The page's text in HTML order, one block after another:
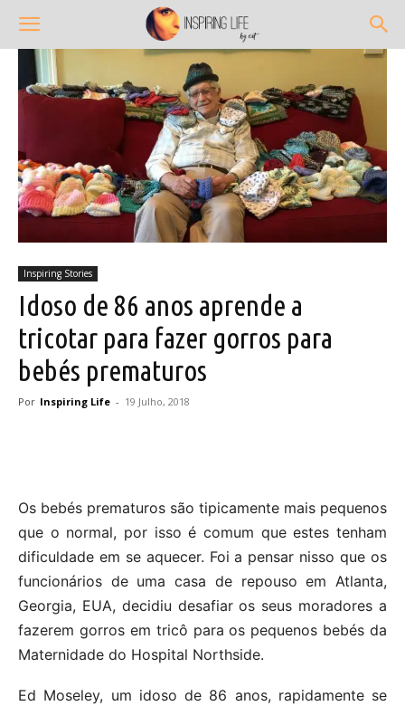
Inspiring Stories
Idoso de 86 anos aprende a
tricotar para fazer gorros para
bebés prematuros
Por Inspiring Life - 19 Julho, 2018
Os bebés prematuros são tipicamente mais pequenos
que o normal, por isso é comum que estes tenham
dificuldade em se aquecer. Foi a pensar nisso que os
funcionários de uma casa de repouso em Atlanta,
Georgia, EUA, decidiu desafiar os seus moradores a
fazerem gorros em tricô para os pequenos bebés da
Maternidade do Hospital Northside.
Ed Moseley, um idoso de 86 anos, rapidamente se